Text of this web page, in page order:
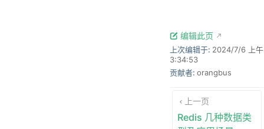
编辑此页
上次编辑于: 2024/7/6 上午
3:34:53
贡献者: orangbus
上一页
Redis 几种数据类